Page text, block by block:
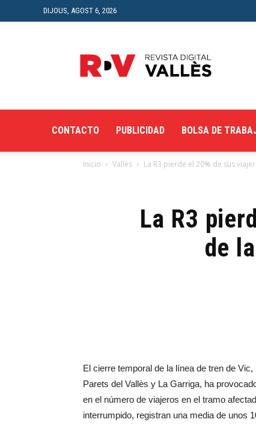
DIJOUS, AGOST 6, 2026
Digital
del
CONTACTO PUBLICIDAD BOLSA DE
Inicio Vallès La R3 pierde el 20% de sus
La R3
de
El cierre temporal de la línea de tren de
Parets del Vallès y La Garriga, ha
en el número de viajeros en el tramo
interrumpido, registran una media de unos